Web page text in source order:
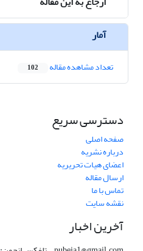
آمار
تعداد مشاهده مقاله 102
دسترسی سریع
صفحه اصلی
درباره نشریه
اعضای هیات تحریریه
ارسال مقاله
تماس با ما
نقشه سایت
آخرین اخبار